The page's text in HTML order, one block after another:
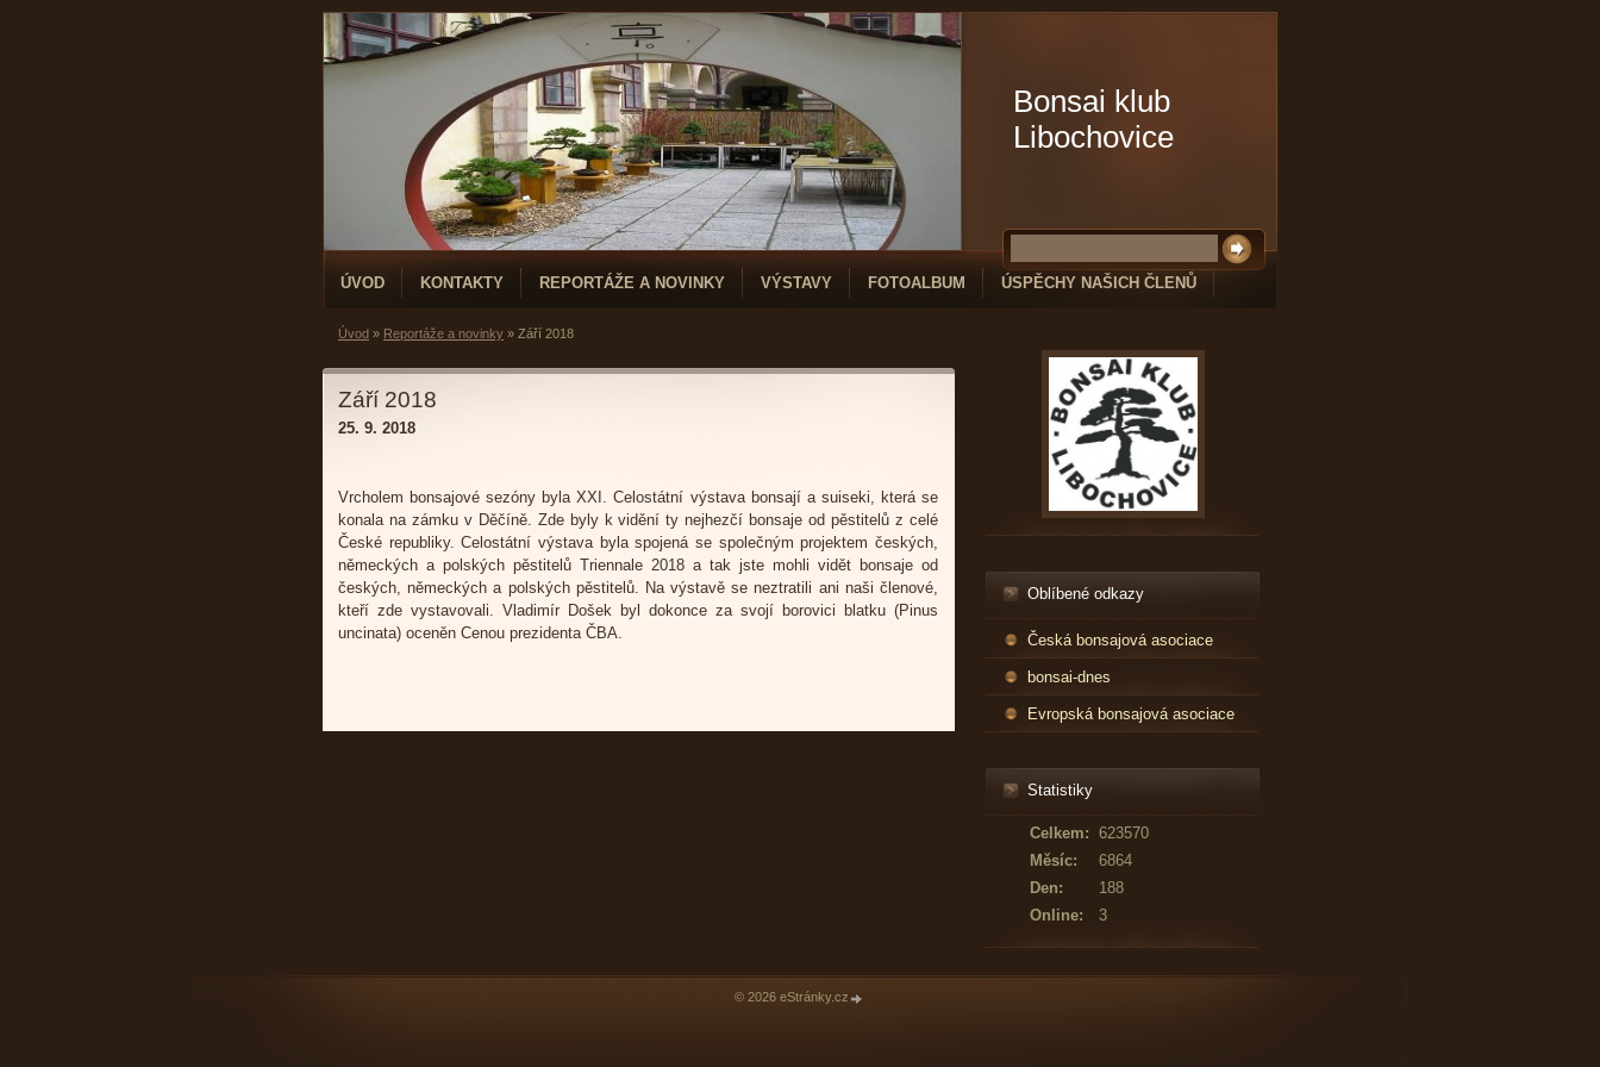
Bonsai klub
Libochovice
ÚVOD KONTAKTY REPORTÁŽE A NOVINKY VÝSTAVY FOTOALBUM ÚSPĚCHY NAŠICH ČLENŮ
Úvod » Reportáže a novinky » Září 2018
Září 2018
25. 9. 2018
Vrcholem bonsajové sezóny byla XXI. Celostátní výstava bonsají a suiseki, která se
konala na zámku v Děčíně. Zde byly k vidění ty nejhezčí bonsaje od pěstitelů z celé
České republiky. Celostátní výstava byla spojená se společným projektem českých,
německých a polských pěstitelů Triennale 2018 a tak jste mohli vidět bonsaje od
českých, německých a polských pěstitelů. Na výstavě se neztratili ani naši členové,
kteří zde vystavovali. Vladimír Došek byl dokonce za svojí borovici blatku (Pinus
uncinata) oceněn Cenou prezidenta ČBA.
Oblíbené odkazy
Česká bonsajová asociace
bonsai-dnes
Evropská bonsajová asociace
Statistiky
Online: 3
Celkem: 623570
Měsíc:
6864
Den:
188
© 2026 eStránky.cz